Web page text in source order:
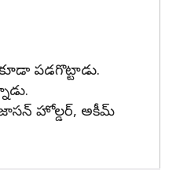
పడగొట్టాడు.
జాసన్ హోల్డర్, అకీమ్